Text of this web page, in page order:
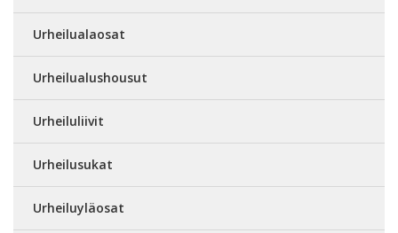
Urheilualaosat
Urheilualushousut
Urheiluliivit
Urheilusukat
Urheiluyläosat